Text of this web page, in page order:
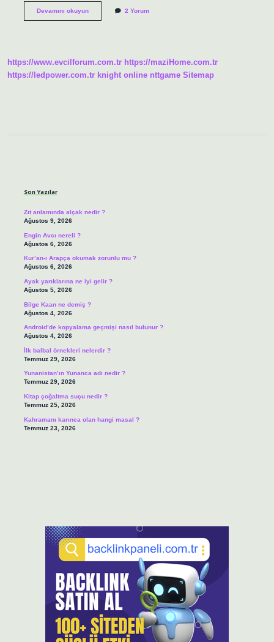
Devamını okuyunTümler
2 Yorum
https://www.evcilforum.com.tr https://maziHome.com.tr
https://ledpower.com.tr knight online nttgame Sitemap
Son Yazılar
Zıt anlamında alçak nedir ?
Ağustos 9, 2026
Engin Avcı nereli ?
Ağustos 6, 2026
Kur’an-ı Arapça okumak zorunlu mu ?
Ağustos 6, 2026
Ayak yarıklarına ne iyi gelir ?
Ağustos 5, 2026
Bilge Kaan ne demiş ?
Ağustos 4, 2026
Android’de kopyalama geçmişi nasıl bulunur ?
Ağustos 4, 2026
İlk balbal örnekleri nelerdir ?
Temmuz 29, 2026
Yunanistan’ın Yunanca adı nedir ?
Temmuz 29, 2026
Kitap çoğaltma suçu nedir ?
Temmuz 25, 2026
Kahramanı karınca olan hangi masal ?
Temmuz 23, 2026